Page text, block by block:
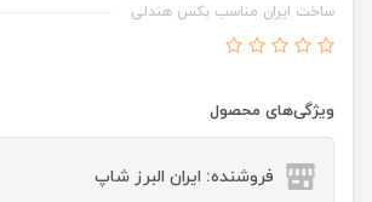
ساخت ایران مناسب بکس هندلی
ویژگی‌های محصول
فروشنده: ایران البرز شاپ